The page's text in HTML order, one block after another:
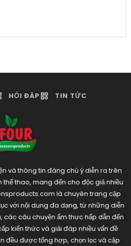
HỎI ĐÁP TIN TỨC
và thông tin đáng chú ý diễn ra trên
thể thao, mang đến cho độc giả nhiều
là chuyên trang cập
với nội dung đa dạng, từ những diễn
câu chuyện ẩm thực hấp dẫn đến
kiến thức và giải đáp nhiều vấn đề
đều được tổng hợp, chọn lọc và cập